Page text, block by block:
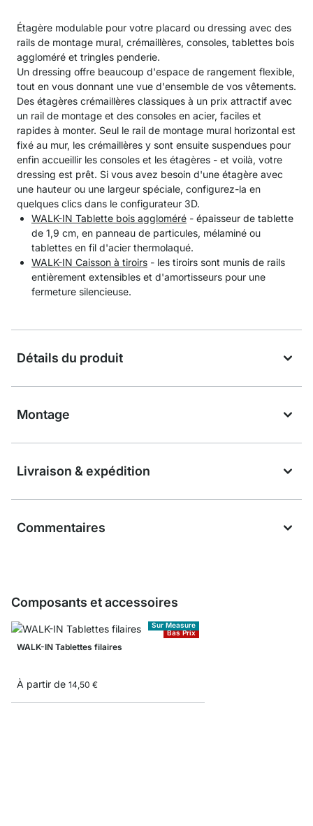
Étagère modulable pour votre placard ou dressing avec des
rails de montage mural, crémaillères, consoles, tablettes bois
aggloméré et tringles penderie.
Un dressing offre beaucoup d'espace de rangement flexible,
tout en vous donnant une vue d'ensemble de vos vêtements.
Des étagères crémaillères classiques à un prix attractif avec
un rail de montage et des consoles en acier, faciles et
rapides à monter. Seul le rail de montage mural horizontal est
fixé au mur, les crémaillères y sont ensuite suspendues pour
enfin accueillir les consoles et les étagères - et voilà, votre
dressing est prêt. Si vous avez besoin d'une étagère avec
une hauteur ou une largeur spéciale, configurez-la en
quelques clics dans le configurateur 3D.
WALK-IN Tablette bois aggloméré - épaisseur de tablette
de 1,9 cm, en panneau de particules, mélaminé ou
tablettes en fil d'acier thermolaqué.
WALK-IN Caisson à tiroirs - les tiroirs sont munis de rails
entièrement extensibles et d'amortisseurs pour une
fermeture silencieuse.
Détails du produit
Montage
Livraison & expédition
Commentaires
Composants et accessoires
Bas Prix
Sur Measure
WALK-IN Tablettes filaires
À partir de 14,50 €